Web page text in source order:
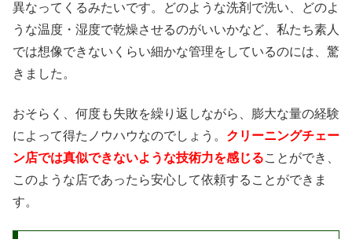
異なってくるみたいです。どのような洗剤で洗い、どのよ
うな温度・湿度で乾燥させるのがいいかなど、私たち素人
では想像できないくらい細かな管理をしているのには、驚
きました。
おそらく、何度も失敗を繰り返しながら、膨大な量の経験
によって得たノウハウなのでしょう。 クリーニングチェー
ン店では真似できないような技術力を感じることができ、
このような店であったら安心して依頼することができま
す。